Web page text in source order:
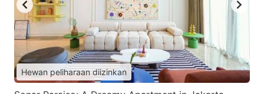
Hewan peliharaan diizinkan